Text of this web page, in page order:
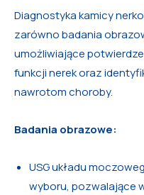
Diagnostyka kamicy
zarówno badania
umożliwiające
funkcji nerek oraz
nawrotom choroby.
Badania obrazowe:
USG układu
wyboru, pozwalające